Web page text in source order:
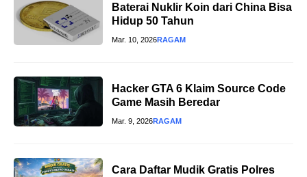
Baterai Nuklir Koin dari China Bisa
Hidup 50 Tahun
Mar. 10, 2026RAGAM
Hacker GTA 6 Klaim Source Code
Game Masih Beredar
Mar. 9, 2026RAGAM
Cara Daftar Mudik Gratis Polres